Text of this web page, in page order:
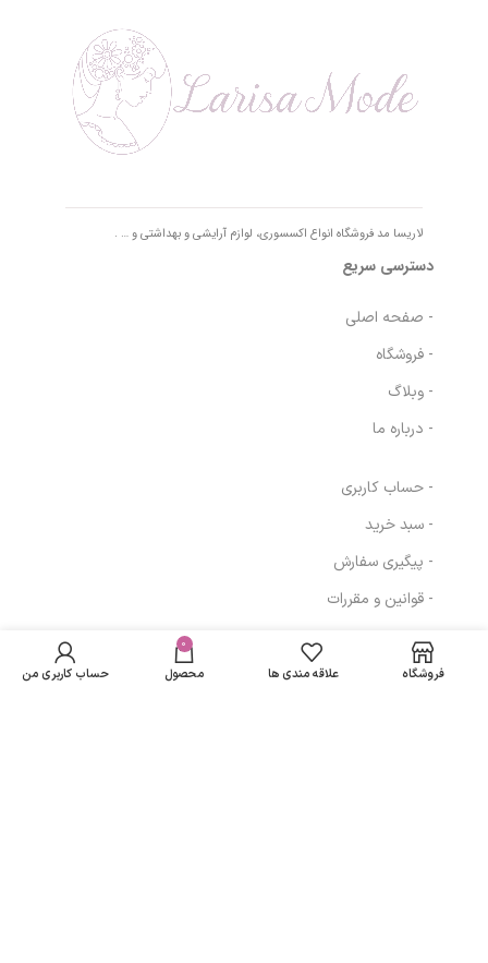
لاریسا مد فروشگاه انواع اکسسوری، لوازم آرایشی و بهداشتی و … .
دسترسی سریع
- صفحه اصلی
- فروشگاه
- وبلاگ
- درباره ما
- حساب کاربری
- سبد خرید
- پیگیری سفارش
- قوانین و مقررات
مسیرهای ارتباطی
پسوریازیس سریتا
تومان
باشد فروشگاه علاقه مندی ها
0
محصول حساب کاربری من